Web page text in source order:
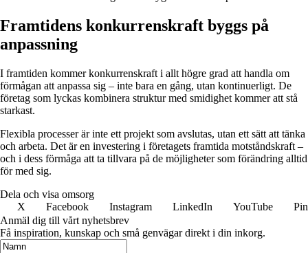
Framtidens konkurrenskraft byggs på
anpassning
I framtiden kommer konkurrenskraft i allt högre grad att handla om
förmågan att anpassa sig – inte bara en gång, utan kontinuerligt. De
företag som lyckas kombinera struktur med smidighet kommer att stå
starkast.
Flexibla processer är inte ett projekt som avslutas, utan ett sätt att tänka
och arbeta. Det är en investering i företagets framtida motståndskraft –
och i dess förmåga att ta tillvara på de möjligheter som förändring alltid
för med sig.
Dela och visa omsorg
X
Facebook Instagram LinkedIn YouTube
Anmäl dig till vårt nyhetsbrev
Få inspiration, kunskap och små genvägar direkt i din inkorg.